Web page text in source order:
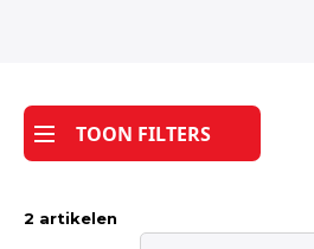
Tijdpakker stof
TOON FILTERS
2 artikelen